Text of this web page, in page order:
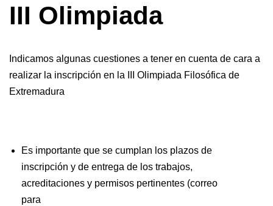
III Olimpiada
Indicamos algunas cuestiones a tener en cuenta de cara a
realizar la inscripción en la III Olimpiada Filosófica de
Extremadura
Es importante que se cumplan los plazos de
inscripción y de entrega de los trabajos,
acreditaciones y permisos pertinentes (correo
para